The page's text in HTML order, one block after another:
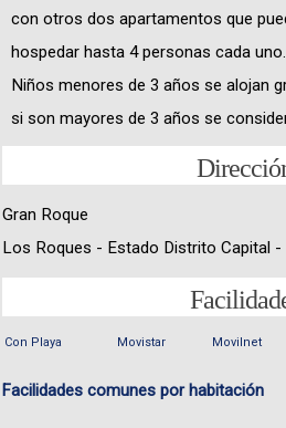
con otros dos apartamentos que
hospedar hasta 4 personas cada uno.
Niños menores de 3 años se alojan
si son mayores de 3 años se
Gran Roque
Los Roques - Estado Distrito Capital
Con Playa Movistar Movilnet
Facilidades comunes por habitación